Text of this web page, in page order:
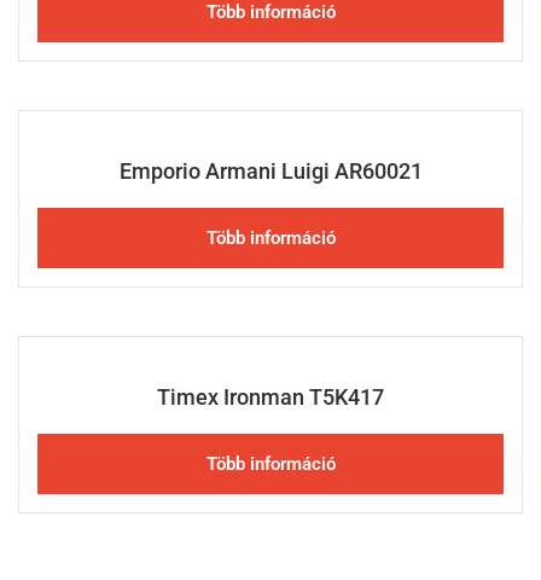
Több információ
Emporio Armani Luigi AR60021
Több információ
Timex Ironman T5K417
Több információ